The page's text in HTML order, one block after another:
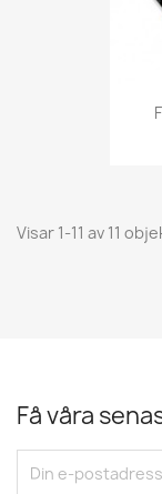
Visar 1-11 av 11
Få våra